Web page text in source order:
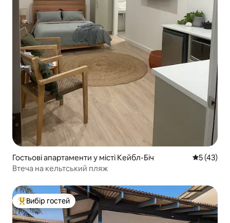
Гостьові апартаменти у місті Кейбл-Біч Середня
5 (43)
Втеча на кельтський пляж
Топ вибір гостей
Вибір гостей